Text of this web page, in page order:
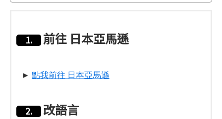
1.前往 日本亞馬遜
► 點我前往 日本亞馬遜
2.改語言